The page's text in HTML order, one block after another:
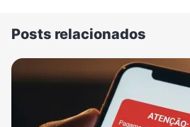
Posts relacionados